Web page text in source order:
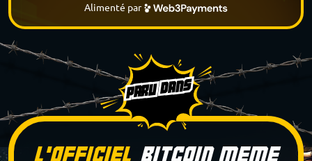
Alimenté par
PARU DANS
L'Officiel Bitcoin Meme